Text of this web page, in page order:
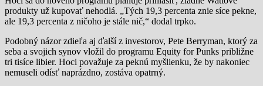
produkty už kupovať nehodlá. „Tých 19,3 percenta znie síce pekne,
ale 19,3 percenta z ničoho je stále nič,“ dodal trpko.
Podobný názor zdieľa aj ďalší z investorov, Pete Berryman, ktorý za
seba a svojich synov vložil do programu Equity for Punks približne
tri tisíce libier. Hoci považuje za peknú myšlienku, že by nakoniec
nemuseli odísť naprázdno, zostáva opatrný.